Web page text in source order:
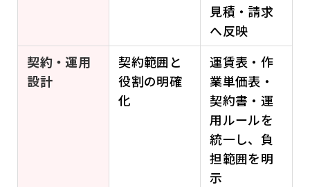
見積・請求
へ反映
契約・運用
設計
契約範囲と
役割の明確
化
運賃表・作
業単価表・
契約書・運
用ルールを
統一し、負
担範囲を明
示